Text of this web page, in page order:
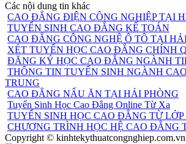
Các nội dung tin khác
CAO ĐẲNG ĐIỆN CÔNG NGHIỆP TẠI
TUYỂN SINH CAO ĐẲNG KẾ TOÁN
CAO ĐẲNG CÔNG NGHỆ Ô TÔ TẠI
XÉT TUYỂN HỌC CAO ĐẲNG CHÍNH
ĐĂNG KÝ HỌC CAO ĐẲNG NGÀNH
THÔNG TIN TUYỂN SINH NGÀNH
TRUNG
CAO ĐẲNG NẤU ĂN TẠI HẢI PHÒNG
Tuyển Sinh Học Cao Đẳng Online Từ Xa
TUYỂN SINH HỌC CAO ĐẲNG TỪ LỚP
CHƯƠNG TRÌNH HỌC HỆ CAO ĐẲNG
Copyright © kinhtekythuatcongnghiep.com.vn